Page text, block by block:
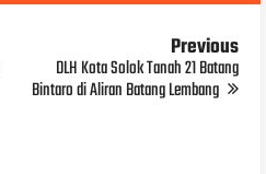
Previous
DLH Kota Solok Tanah 21 Batang
Bintaro di Aliran Batang Lembang